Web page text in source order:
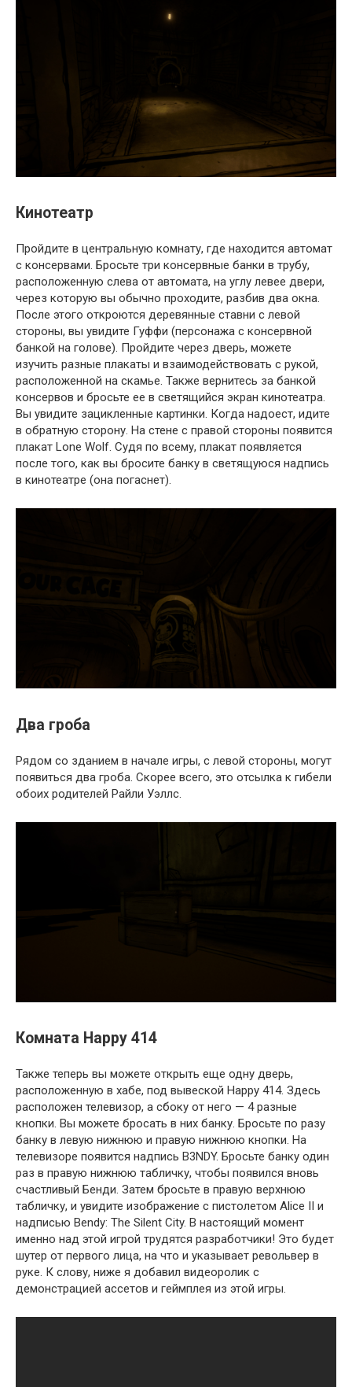
Кинотеатр
Пройдите в центральную комнату, где находится автомат
с консервами. Бросьте три консервные банки в трубу,
расположенную слева от автомата, на углу левее двери,
через которую вы обычно проходите, разбив два окна.
После этого откроются деревянные ставни с левой
стороны, вы увидите Гуффи (персонажа с консервной
банкой на голове). Пройдите через дверь, можете
изучить разные плакаты и взаимодействовать с рукой,
расположенной на скамье. Также вернитесь за банкой
консервов и бросьте ее в светящийся экран кинотеатра.
Вы увидите зацикленные картинки. Когда надоест, идите
в обратную сторону. На стене с правой стороны появится
плакат Lone Wolf. Судя по всему, плакат появляется
после того, как вы бросите банку в светящуюся надпись
в кинотеатре (она погаснет).
Два гроба
Рядом со зданием в начале игры, с левой стороны, могут
появиться два гроба. Скорее всего, это отсылка к гибели
обоих родителей Райли Уэллс.
Комната Happy 414
Также теперь вы можете открыть еще одну дверь,
расположенную в хабе, под вывеской Happy 414. Здесь
расположен телевизор, а сбоку от него — 4 разные
кнопки. Вы можете бросать в них банку. Бросьте по разу
банку в левую нижнюю и правую нижнюю кнопки. На
телевизоре появится надпись B3NDY. Бросьте банку один
раз в правую нижнюю табличку, чтобы появился вновь
счастливый Бенди. Затем бросьте в правую верхнюю
табличку, и увидите изображение с пистолетом Alice II и
надписью Bendy: The Silent City. В настоящий момент
именно над этой игрой трудятся разработчики! Это будет
шутер от первого лица, на что и указывает револьвер в
руке. К слову, ниже я добавил видеоролик с
демонстрацией ассетов и геймплея из этой игры.